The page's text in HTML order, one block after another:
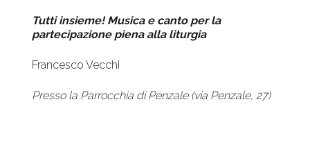
Tutti insieme! Musica e canto per la
partecipazione piena alla liturgia
Francesco Vecchi
Presso la Parrocchia di Penzale (via Penzale, 27)